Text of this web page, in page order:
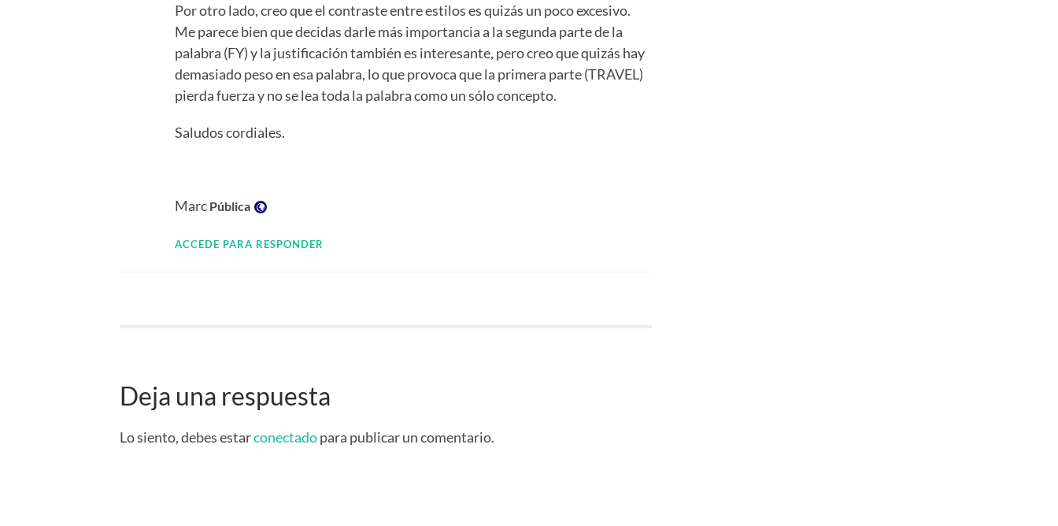
Por otro lado, creo que el contraste entre estilos es quizás un poco excesivo.
Me parece bien que decidas darle más importancia a la segunda parte de la
palabra (FY) y la justificación también es interesante, pero creo que quizás hay
demasiado peso en esa palabra, lo que provoca que la primera parte (TRAVEL)
pierda fuerza y no se lea toda la palabra como un sólo concepto.
Saludos cordiales.
Marc Pública
ACCEDE PARA RESPONDER
Deja una respuesta
Lo siento, debes estarconectadopara publicar un comentario.